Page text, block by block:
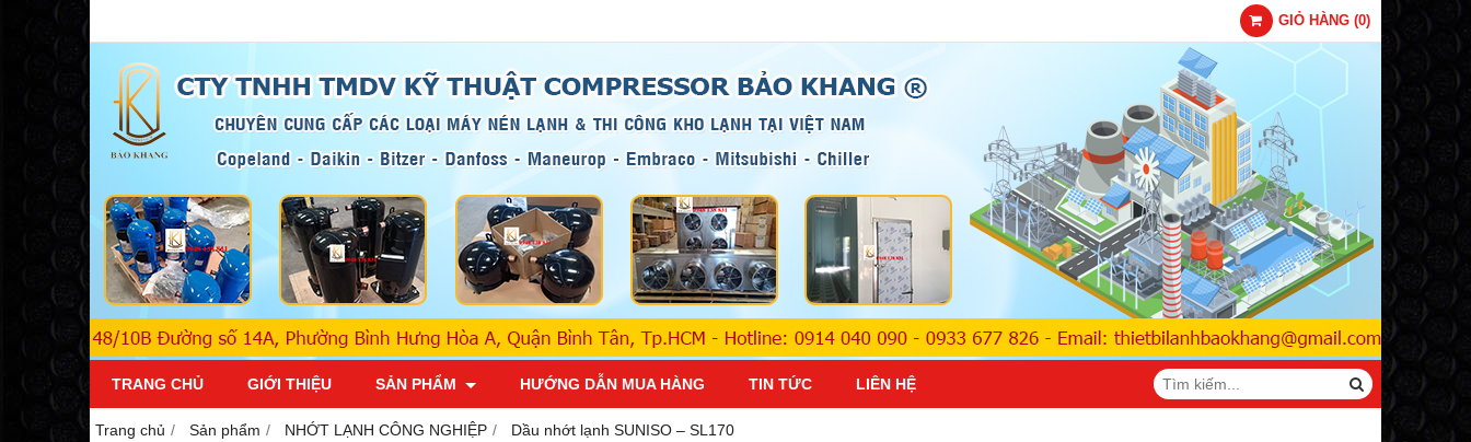
GIỎ HÀNG (0)
TRANG CHỦ GIỚI THIỆU SẢN PHẨM HƯỚNG DẪN MUA HÀNG TIN TỨC LIÊN HỆ
Trang chủ Sản phẩm NHỚT LẠNH CÔNG NGHIỆP Dầu nhớt lạnh SUNISO – SL170